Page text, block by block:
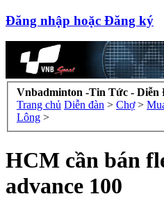
Đăng nhập hoặc Đăng ký
Vnbadminton -Tin Tức - Diễn
Trang chủ Diễn đàn > Chợ >
Lông >
HCM cần bán
advance 100